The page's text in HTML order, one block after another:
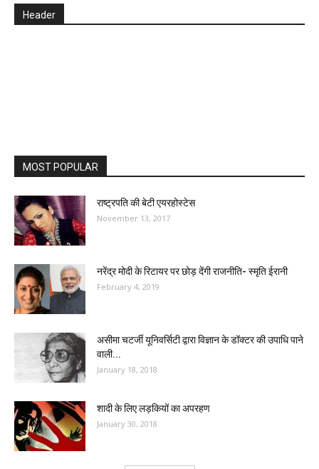
Header
MOST POPULAR
राष्ट्रपति की बेटी एयरहोस्टेस
November 13, 2017
नरेंद्र मोदी के रिटायर पर छोड़ देंगी राजनीति- स्मृति ईरानी
February 4, 2019
असीमा चटर्जी यूनिवर्सिटी द्वारा विज्ञान के डॉक्टर की उपाधि पाने
वाली...
January 18, 2018
शादी के लिए लड़कियों का अपरहण
January 30, 2018